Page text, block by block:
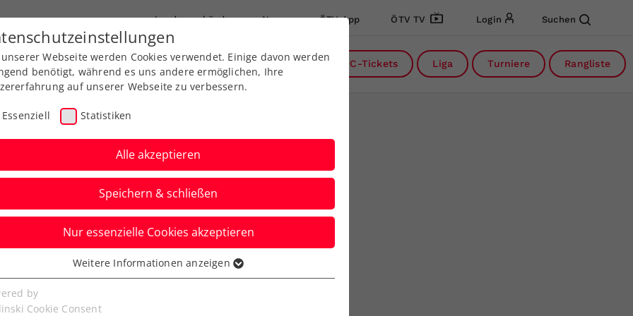
Landesverbände News ÖTV App ÖTV TV Login Suchen
Ausbildung Services Über uns DC-Tickets Liga Turniere Rangliste
Girona: Ofner
mit Neumayer
Webseite werden Cookies verwendet. Einige davon werden
benötigt, während es uns andere ermöglichen, Ihre
auf unserer Webseite zu verbessern.
Essenziell Statistiken
Alle akzeptieren
Speichern & schließen
Nur essenzielle Cookies akzeptieren
Cookies werden für grundlegende Funktionen der
benötigt. Dadurch ist gewährleistet, dass die Webseite
Weitere Informationen anzeigen
by
Cookie Consent